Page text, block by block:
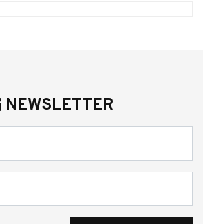
NEWSLETTER